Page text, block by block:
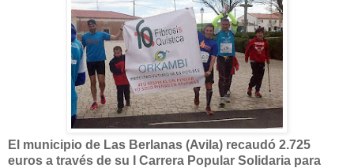
El municipio de Las Berlanas (Avila) recaudó 2.725
euros a través de su I Carrera Popular Solidaria para